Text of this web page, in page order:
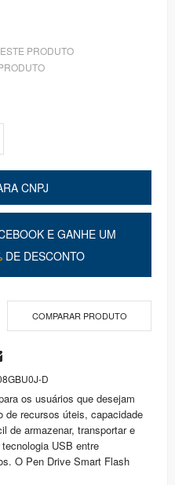
PRODUTO
CNPJ
E GANHE UM
DE DESCONTO
COMPARAR PRODUTO
D
os usuários que desejam
de recursos úteis, capacidade
de armazenar, transportar e
USB entre
O Pen Drive Smart Flash